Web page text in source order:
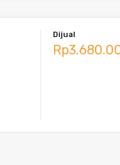
Dijual